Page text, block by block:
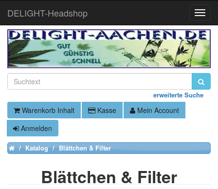
erweiterte Suche
Warenkorb Inhalt Kasse
Mein Account
Anmelden
HomeKatalog Blättchen & Filter
Blättchen & Filter
Toggle
DELIGHT-Headshop